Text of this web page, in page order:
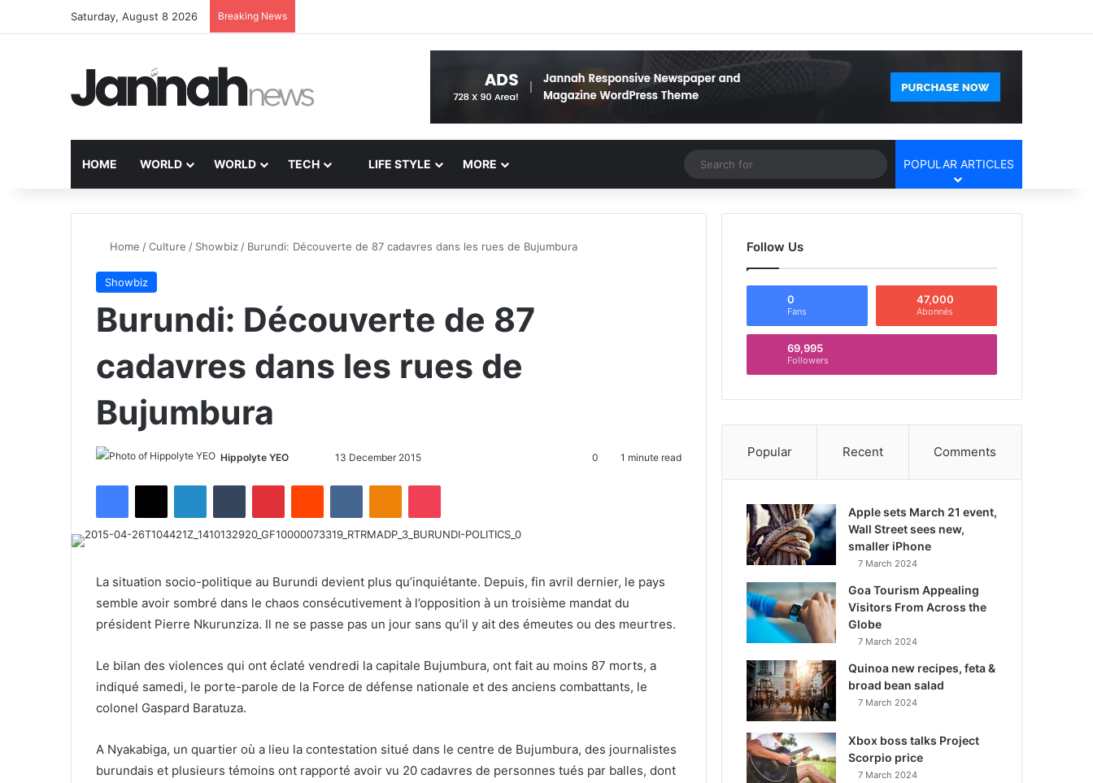
Saturday, August 8 2026 Breaking News
HOME WORLD WORLD TECH LIFE STYLE MORE Random Article
Search
for
POPULAR ARTICLES
Home /Culture / Showbiz / Burundi: Découverte de 87 cadavres dans les rues de Bujumbura
Showbiz
Burundi: Découverte de 87
cadavres dans les rues de
Bujumbura
Hippolyte YEO
l
o
d
a
e
i
13 December 2015 0 1 minute read
La situation socio-politique au Burundi devient plus qu’inquiétante. Depuis, fin avril dernier, le pays
semble avoir sombré dans le chaos consécutivement à l’opposition à un troisième mandat du
président Pierre Nkurunziza. Il ne se passe pas un jour sans qu’il y ait des émeutes ou des meurtres.
Le bilan des violences qui ont éclaté vendredi la capitale Bujumbura, ont fait au moins 87 morts, a
indiqué samedi, le porte-parole de la Force de défense nationale et des anciens combattants, le
colonel Gaspard Baratuza.
A Nyakabiga, un quartier où a lieu la contestation situé dans le centre de Bujumbura, des journalistes
burundais et plusieurs témoins ont rapporté avoir vu 20 cadavres de personnes tués par balles, dont
Follow Us
0
Fans
47,000
Abonnés
69,995
Followers
Popular Recent Comments
Apple sets March 21 event,
Wall Street sees new,
smaller iPhone
7 March 2024
Goa Tourism Appealing
Visitors From Across the
Globe
7 March 2024
Quinoa new recipes, feta &
broad bean salad
7 March 2024
Xbox boss talks Project
Scorpio price
7 March 2024